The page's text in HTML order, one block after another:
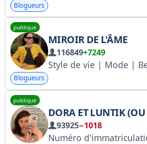
Blogueurs
publique
MIROIR DE L'ÂME
116849+7249
Style de vie | Mode | Beauté | Voyages Auteure : @Galina_Pudova Publicité : @Galina_Pudova Gestionnaire : @elizaveta_pvt https://
Blogueurs
publique
DORA ET LUNTIK (OU LA
93925−1018
Numéro